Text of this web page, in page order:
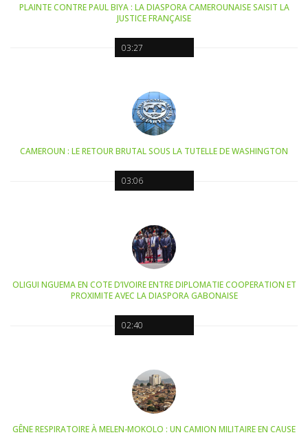
03:27
PLAINTE CONTRE PAUL BIYA : LA DIASPORA CAMEROUNAISE SAISIT LA
JUSTICE FRANÇAISE
03:06
CAMEROUN : LE RETOUR BRUTAL SOUS LA TUTELLE DE WASHINGTON
02:40
OLIGUI NGUEMA EN COTE D’IVOIRE ENTRE DIPLOMATIE COOPERATION ET
PROXIMITE AVEC LA DIASPORA GABONAISE
GÊNE RESPIRATOIRE À MELEN-MOKOLO : UN CAMION MILITAIRE EN CAUSE